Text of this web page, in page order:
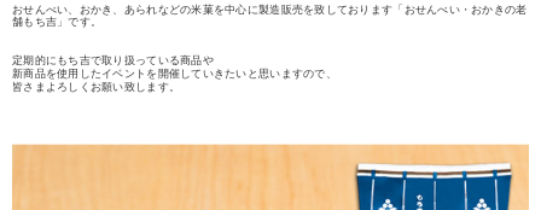
おせんべい、おかき、あられなどの米菓を中心に製造販売を致しております「おせんべい・おかきの老
舗もち吉」です。
定期的にもち吉で取り扱っている商品や
新商品を使用したイベントを開催していきたいと思いますので、
皆さまよろしくお願い致します。